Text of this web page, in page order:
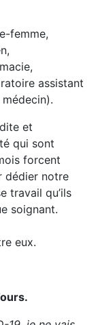
femme,
assistant
et
qui sont
forcent
dédier notre
travail qu’ils
soignant.
eux.